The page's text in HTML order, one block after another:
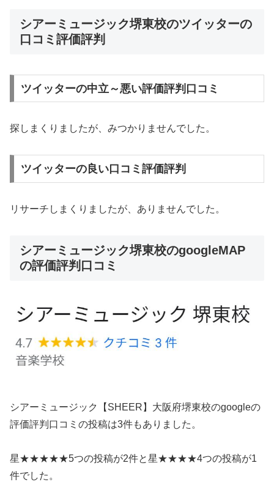
シアーミュージック堺東校のツイッターの
口コミ評価評判
ツイッターの中立～悪い評価評判口コミ
探しまくりましたが、みつかりませんでした。
ツイッターの良い口コミ評価評判
リサーチしまくりましたが、ありませんでした。
シアーミュージック堺東校のgoogleMAP
の評価評判口コミ
シアーミュージック【SHEER】大阪府堺東校のgoogleの
評価評判口コミの投稿は3件もありました。
星★★★★★5つの投稿が2件と星★★★★4つの投稿が1
件でした。